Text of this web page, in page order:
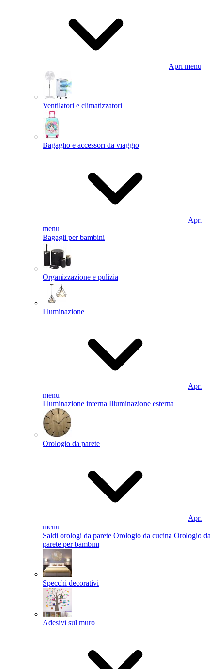
Apri menu
Ventilatori e climatizzatori
Bagaglio e accessori da viaggio
Apri
menu
Bagagli per bambini
Organizzazione e pulizia
Illuminazione
Apri
menu
Illuminazione interna Illuminazione esterna
Orologio da parete
Apri
menu
Saldi orologi da parete Orologio da cucina Orologio da
parete per bambini
Specchi decorativi
Adesivi sul muro